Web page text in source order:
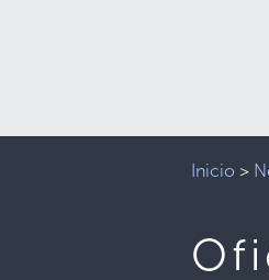
Inicio >